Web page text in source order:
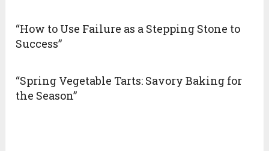
“How to Use Failure as a Stepping Stone to
Success”
“Spring Vegetable Tarts: Savory Baking for
the Season”